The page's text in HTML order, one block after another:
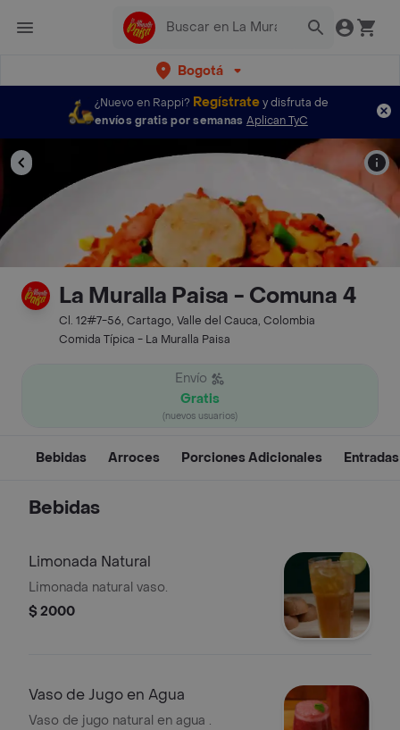
Bogotá
¿Nuevo en Rappi? Regístratey disfruta de
envíos gratis por semanas Aplican TyC
La Muralla Paisa - Comuna 4
Cl. 12#7-56, Cartago, Valle del Cauca, Colombia
Comida Típica - La Muralla Paisa
Envío
Gratis
(nuevos usuarios)
Bebidas Arroces Porciones Adicionales Entradas
Bebidas
Limonada Natural
Limonada natural vaso.
$ 2000
Vaso de Jugo en Agua
Vaso de jugo natural en agua .